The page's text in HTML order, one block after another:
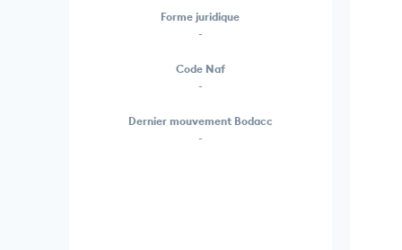
Forme juridique
-
Code Naf
-
Dernier mouvement Bodacc
-